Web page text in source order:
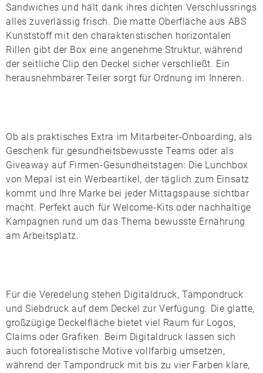
Sandwiches und hält dank ihres dichten Verschlussrings
alles zuverlässig frisch. Die matte Oberfläche aus ABS
Kunststoffmit den charakteristischen horizontalen
Rillen gibt der Box eine angenehme Struktur, während
der seitliche Clip den Deckel sicher verschließt. Ein
herausnehmbarer Teiler sorgt für Ordnung im Inneren.
Ob als praktisches Extra im Mitarbeiter-Onboarding, als
Geschenk für gesundheitsbewusste Teams oder als
Giveaway auf Firmen-Gesundheitstagen: Die Lunchbox
von Mepal ist ein Werbeartikel, der täglich zum Einsatz
kommt und Ihre Marke bei jeder Mittagspause sichtbar
macht. Perfekt auch für Welcome-Kits oder nachhaltige
Kampagnen rund um das Thema bewusste Ernährung
am Arbeitsplatz.
Für die Veredelung stehen Digitaldruck,Tampondruck
undSiebdruck auf dem Deckel zur Verfügung. Die glatte,
großzügige Deckelfläche bietet viel Raum für Logos,
Claims oder Grafiken. Beim Digitaldruck lassen sich
auch fotorealistische Motive vollfarbig umsetzen,
während der Tampondruck mit bis zu vier Farben klare,